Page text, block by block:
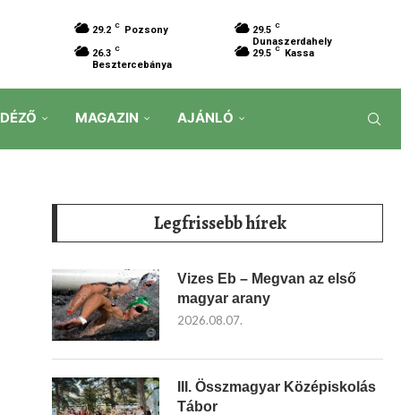
29.2 C Pozsony 29.5 C
Dunaszerdahely
26.3 C
Besztercebánya
29.5 C Kassa
MAGAZIN AJÁNLÓ
Legfrissebb hírek
Vizes Eb – Megvan az első
magyar arany
2026.08.07.
III. Összmagyar Középiskolás
Tábor